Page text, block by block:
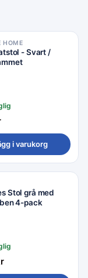
HOME
- Svart /
i varukorg
Stol grå med
4-pack